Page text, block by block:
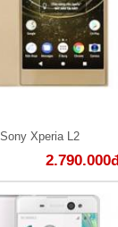
Xperia L2